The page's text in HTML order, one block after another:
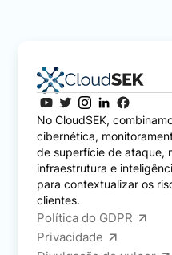
No CloudSEK,
cibernética,
de superfície de ataque,
infraestrutura e
para contextualizar os
clientes.
Política do GDPR
Privacidade